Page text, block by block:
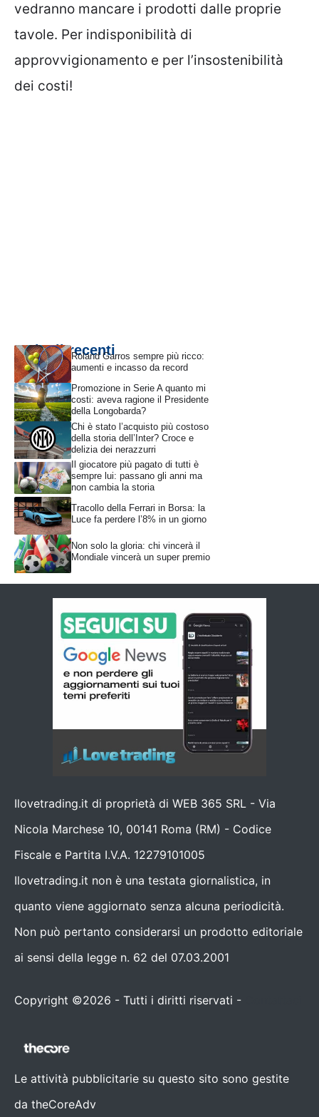
vedranno mancare i prodotti dalle proprie
tavole. Per indisponibilità di
approvvigionamento e per l’insostenibilità
dei costi!
Articoli recentiRoland Garros sempre più ricco:
aumenti e incasso da record
Promozione in Serie A quanto mi
costi: aveva ragione il Presidente
della Longobarda?
Chi è stato l’acquisto più costoso
della storia dell’Inter? Croce e
delizia dei nerazzurri
Il giocatore più pagato di tutti è
sempre lui: passano gli anni ma
non cambia la storia
Tracollo della Ferrari in Borsa: la
Luce fa perdere l’8% in un giorno
Non solo la gloria: chi vincerà il
Mondiale vincerà un super premio
Ilovetrading.it di proprietà di WEB 365 SRL - Via
Nicola Marchese 10, 00141 Roma (RM) - Codice
Fiscale e Partita I.V.A. 12279101005
Ilovetrading.it non è una testata giornalistica, in
quanto viene aggiornato senza alcuna periodicità.
Non può pertanto considerarsi un prodotto editoriale
ai sensi della legge n. 62 del 07.03.2001
Copyright ©2026 - Tutti i diritti riservati -
Le attività pubblicitarie su questo sito sono gestite
da theCoreAdv